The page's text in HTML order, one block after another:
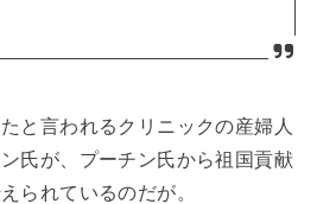
と言われるクリニックの産婦人
氏が、プーチン氏から祖国貢献
られているのだが。